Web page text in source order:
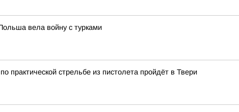
вела войну с турками
практической стрельбе из пистолета пройдёт в Твери